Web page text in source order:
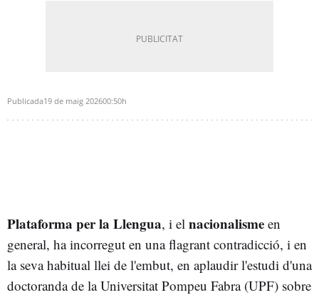
Publicada19 de maig 202600:50h
Plataforma per la Llengua, i el nacionalisme en
general, ha incorregut en una flagrant contradicció, i en
la seva habitual llei de l'embut, en aplaudir l'estudi d'una
doctoranda de la Universitat Pompeu Fabra (UPF) sobre